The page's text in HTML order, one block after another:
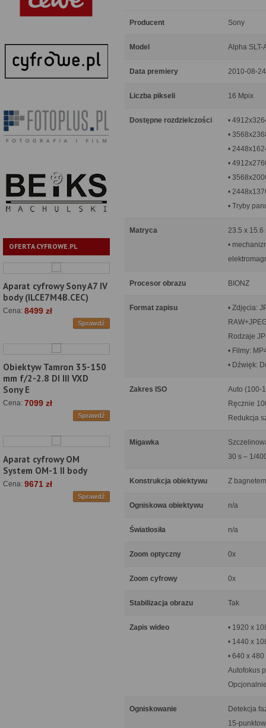
OFERTA CYFROWE.PL
Aparat cyfrowy Sony A7 IV
body (ILCE7M4B.CEC)
Cena: 8499 zł
Sprawdź
Obiektyw Tamron 35-150
mm f/2-2.8 DI III VXD
Sony E
Cena: 7099 zł
Sprawdź
Aparat cyfrowy OM
System OM-1 II body
Cena: 9671 zł
Sprawdź
Producent Sony
Model Alpha SLT-
Data premiery 2010-08-24
Liczba pikseli 16 Mpix
Dostępne rozdzielczości
•
•
•
•
•
•
• Tryby
Matryca
23.5 x 15.6
•
Procesor obrazu BIONZ
Format zapisu
• Zdjęcia:
Rodzaje
• Filmy:
• Dźwięk:
Zakres ISO
Auto (100-
Ręcznie
Redukcja
Migawka
30 s – 1/
Konstrukcja obiektywu Z
Ogniskowa obiektywu n/a
Światłosiła n/a
Zoom optyczny 0x
Zoom cyfrowy 0x
Stabilizacja obrazu Tak
Zapis wideo
• 1920 x
• 1440 x
• 640 x
Autofokus
Ogniskowanie
Detekcja
15-